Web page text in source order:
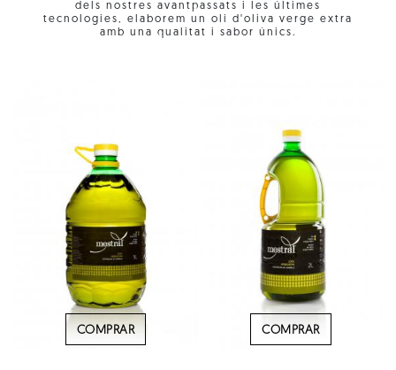
dels nostres avantpassats i les últimes
tecnologies, elaborem un oli d'oliva verge extra
amb una qualitat i sabor únics.
COMPRAR COMPRAR